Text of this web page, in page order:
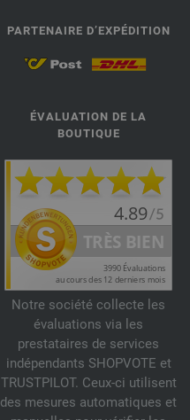
PARTENAIRE D’EXPÉDITION
ÉVALUATION DE LA
BOUTIQUE
Notre société collecte les
évaluations via les
prestataires de services
indépendants SHOPVOTE et
TRUSTPILOT. Ceux-ci utilisent
des mesures automatiques et